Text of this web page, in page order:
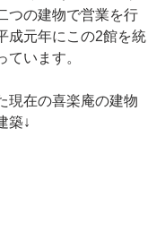
つの建物で営業を行
成元年にこの2館を統
ています。
現在の喜楽庵の建物
築↓